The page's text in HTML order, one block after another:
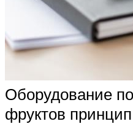
Оборудование
фруктов